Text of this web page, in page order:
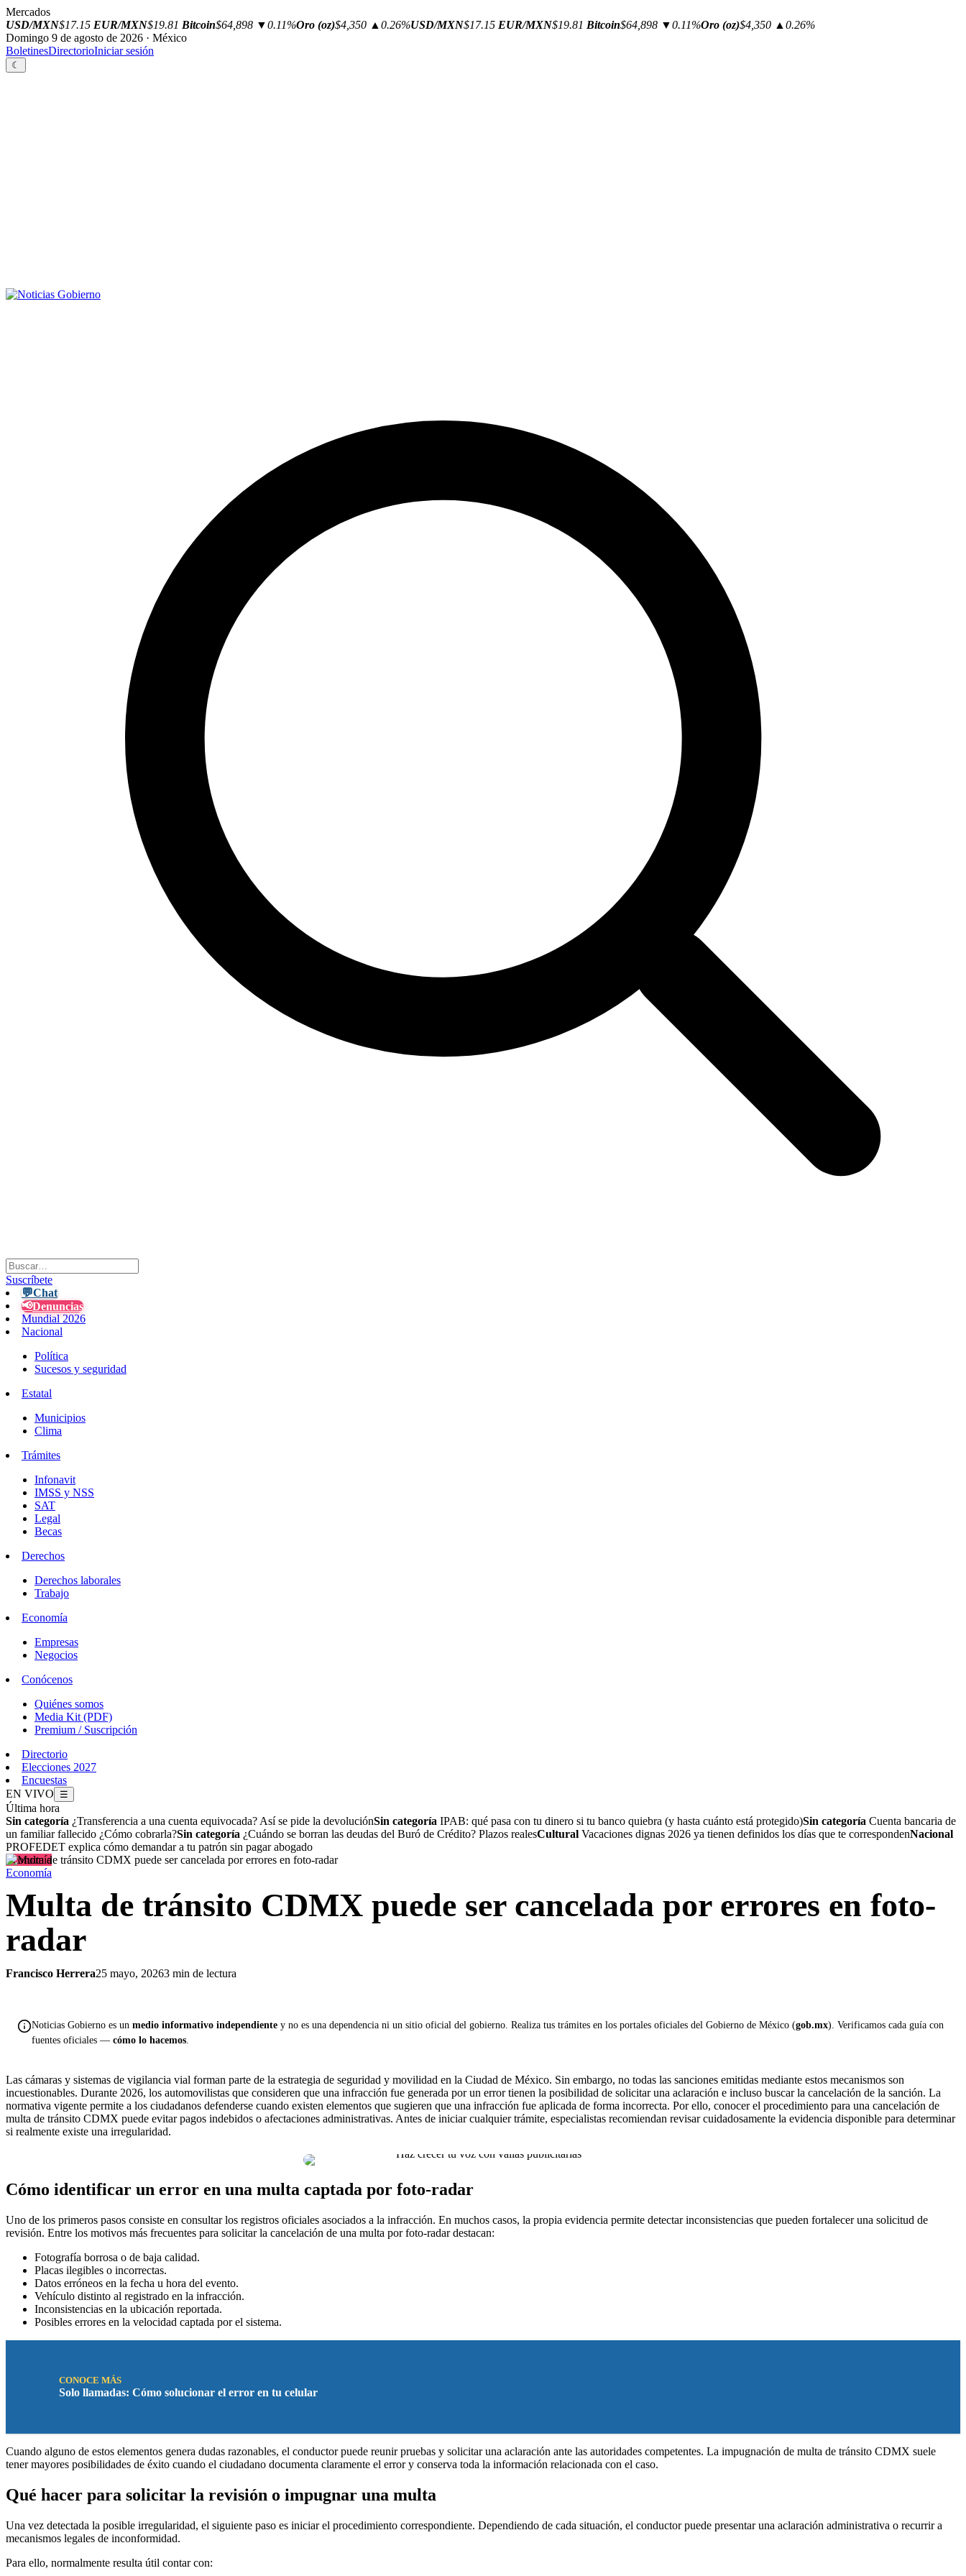
Mercados
USD/MXN$17.15 EUR/MXN$19.81 Bitcoin$64,898 ▼0.11%Oro (oz)$4,350 ▲0.26%USD/MXN$17.15 EUR/MXN$19.81 Bitcoin$64,898 ▼0.11%Oro (oz)$4,350 ▲0.26%
Domingo 9 de agosto de 2026 · México
BoletinesDirectorioIniciar sesión
☾
Suscríbete
💬Chat
📢Denuncias
Mundial 2026
Nacional
Política
Sucesos y seguridad
Estatal
Municipios
Clima
Trámites
Infonavit
IMSS y NSS
SAT
Legal
Becas
Derechos
Derechos laborales
Trabajo
Economía
Empresas
Negocios
Conócenos
Quiénes somos
Media Kit (PDF)
Premium / Suscripción
Directorio
Elecciones 2027
Encuestas
EN VIVO
☰
Última hora
Sin categoría ¿Transferencia a una cuenta equivocada? Así se pide la devoluciónSin categoría IPAB: qué pasa con tu dinero si tu banco quiebra (y hasta cuánto está protegido)Sin categoría Cuenta bancaria de
un familiar fallecido ¿Cómo cobrarla?Sin categoría ¿Cuándo se borran las deudas del Buró de Crédito? Plazos realesCultural Vacaciones dignas 2026 ya tienen definidos los días que te correspondenNacional
PROFEDET explica cómo demandar a tu patrón sin pagar abogado
Economía
Economía
Multa de tránsito CDMX puede ser cancelada por errores en foto-
radar
Francisco Herrera25 mayo, 20263 min de lectura
Noticias Gobierno es un medio informativo independiente y no es una dependencia ni un sitio oficial del gobierno. Realiza tus trámites en los portales oficiales del Gobierno de México (gob.mx). Verificamos cada guía con
fuentes oficiales — cómo lo hacemos.
Las cámaras y sistemas de vigilancia vial forman parte de la estrategia de seguridad y movilidad en la Ciudad de México. Sin embargo, no todas las sanciones emitidas mediante estos mecanismos son
incuestionables. Durante 2026, los automovilistas que consideren que una infracción fue generada por un error tienen la posibilidad de solicitar una aclaración e incluso buscar la cancelación de la sanción. La
normativa vigente permite a los ciudadanos defenderse cuando existen elementos que sugieren que una infracción fue aplicada de forma incorrecta. Por ello, conocer el procedimiento para una cancelación de
multa de tránsito CDMX puede evitar pagos indebidos o afectaciones administrativas. Antes de iniciar cualquier trámite, especialistas recomiendan revisar cuidadosamente la evidencia disponible para determinar
si realmente existe una irregularidad.
Cómo identificar un error en una multa captada por foto-radar
Uno de los primeros pasos consiste en consultar los registros oficiales asociados a la infracción. En muchos casos, la propia evidencia permite detectar inconsistencias que pueden fortalecer una solicitud de
revisión. Entre los motivos más frecuentes para solicitar la cancelación de una multa por foto-radar destacan:
Fotografía borrosa o de baja calidad.
Placas ilegibles o incorrectas.
Datos erróneos en la fecha u hora del evento.
Vehículo distinto al registrado en la infracción.
Inconsistencias en la ubicación reportada.
Posibles errores en la velocidad captada por el sistema.
CONOCE MÁS
Solo llamadas: Cómo solucionar el error en tu celular
Cuando alguno de estos elementos genera dudas razonables, el conductor puede reunir pruebas y solicitar una aclaración ante las autoridades competentes. La impugnación de multa de tránsito CDMX suele
tener mayores posibilidades de éxito cuando el ciudadano documenta claramente el error y conserva toda la información relacionada con el caso.
Qué hacer para solicitar la revisión o impugnar una multa
Una vez detectada la posible irregularidad, el siguiente paso es iniciar el procedimiento correspondiente. Dependiendo de cada situación, el conductor puede presentar una aclaración administrativa o recurrir a
mecanismos legales de inconformidad.
Para ello, normalmente resulta útil contar con: